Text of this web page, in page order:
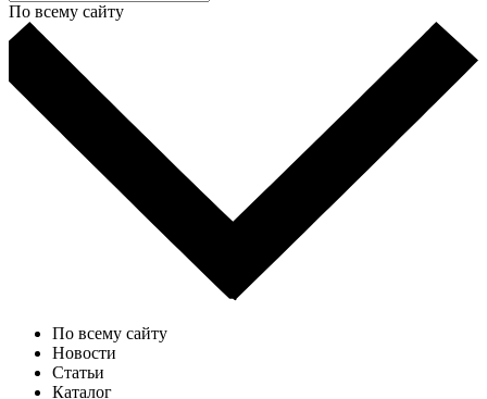
По всему сайту
По всему сайту
Новости
Статьи
Каталог